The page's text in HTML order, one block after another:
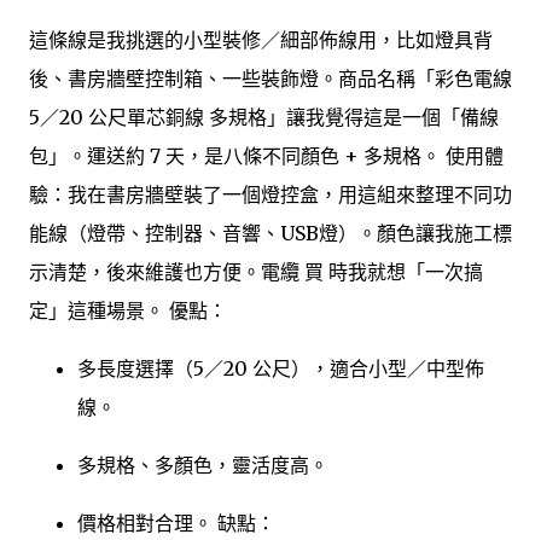
這條線是我挑選的小型裝修／細部佈線用，比如燈具背
後、書房牆壁控制箱、一些裝飾燈。商品名稱「彩色電線
5／20 公尺單芯銅線 多規格」讓我覺得這是一個「備線
包」。運送約 7 天，是八條不同顏色 + 多規格。 使用體
驗：我在書房牆壁裝了一個燈控盒，用這組來整理不同功
能線（燈帶、控制器、音響、USB燈）。顏色讓我施工標
示清楚，後來維護也方便。電纜 買 時我就想「一次搞
定」這種場景。 優點：
多長度選擇（5／20 公尺），適合小型／中型佈
線。
多規格、多顏色，靈活度高。
價格相對合理。 缺點：